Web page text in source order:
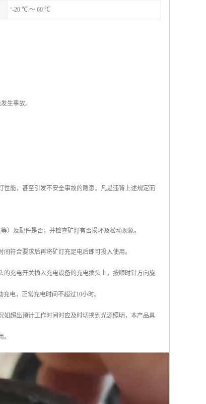
‘-20 ℃ ～ 60 ℃
生事故。
能，甚至引发不安全事故的隐患。凡是违背上述规定而
）及配件是否，并检查矿灯有否损坏及松动现象。
符合要求后再将矿灯充足电后即可投入使用。
充电开关插入充电设备的充电插头上，按顺时针方向旋
电，正常充电时间不超过10小时。
超出预计工作时间时应及时切换到光源照明，本产品具